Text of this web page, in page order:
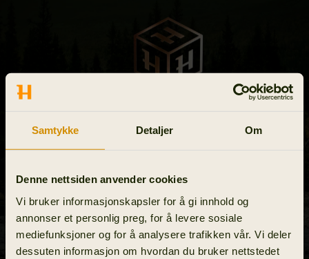
Samtykke Detaljer Om
Denne nettsiden anvender cookies
Vi bruker informasjonskapsler for å gi innhold og
annonser et personlig preg, for å levere sosiale
mediefunksjoner og for å analysere trafikken vår. Vi deler
dessuten informasjon om hvordan du bruker nettstedet